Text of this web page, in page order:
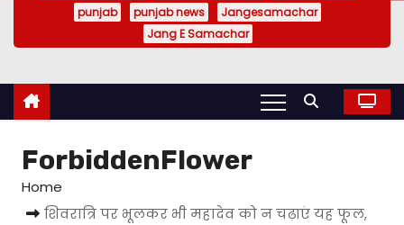
punjab
punjab news
Jangesamachar
Jang E Samachar
ForbiddenFlower
Home
शिवरात्रि पर भूलकर भी महादेव को न चढ़ाएं यह फूल,